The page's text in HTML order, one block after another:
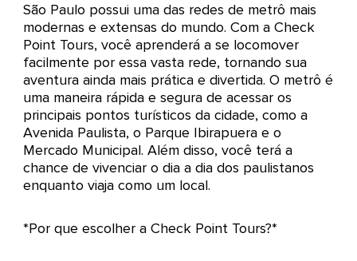
São Paulo possui uma das redes de metrô mais
modernas e extensas do mundo. Com a Check
Point Tours, você aprenderá a se locomover
facilmente por essa vasta rede, tornando sua
aventura ainda mais prática e divertida. O metrô é
uma maneira rápida e segura de acessar os
principais pontos turísticos da cidade, como a
Avenida Paulista, o Parque Ibirapuera e o
Mercado Municipal. Além disso, você terá a
chance de vivenciar o dia a dia dos paulistanos
enquanto viaja como um local.
*Por que escolher a Check Point Tours?*